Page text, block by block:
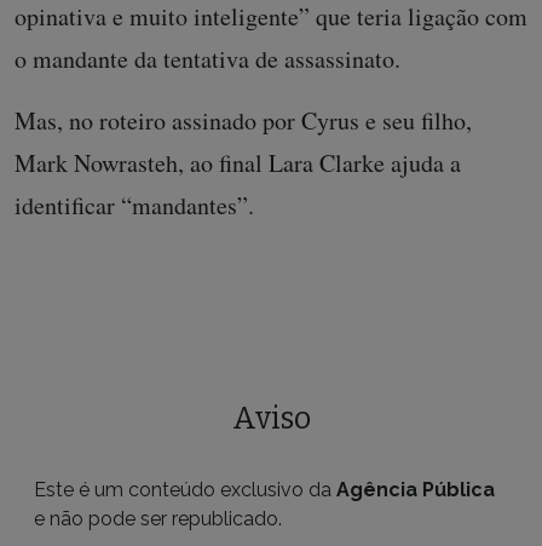
opinativa e muito inteligente” que teria ligação com
o mandante da tentativa de assassinato.
Mas, no roteiro assinado por Cyrus e seu filho,
Mark Nowrasteh, ao final Lara Clarke ajuda a
identificar “mandantes”.
Aviso
Este é um conteúdo exclusivo da Agência Pública
e não pode ser republicado.